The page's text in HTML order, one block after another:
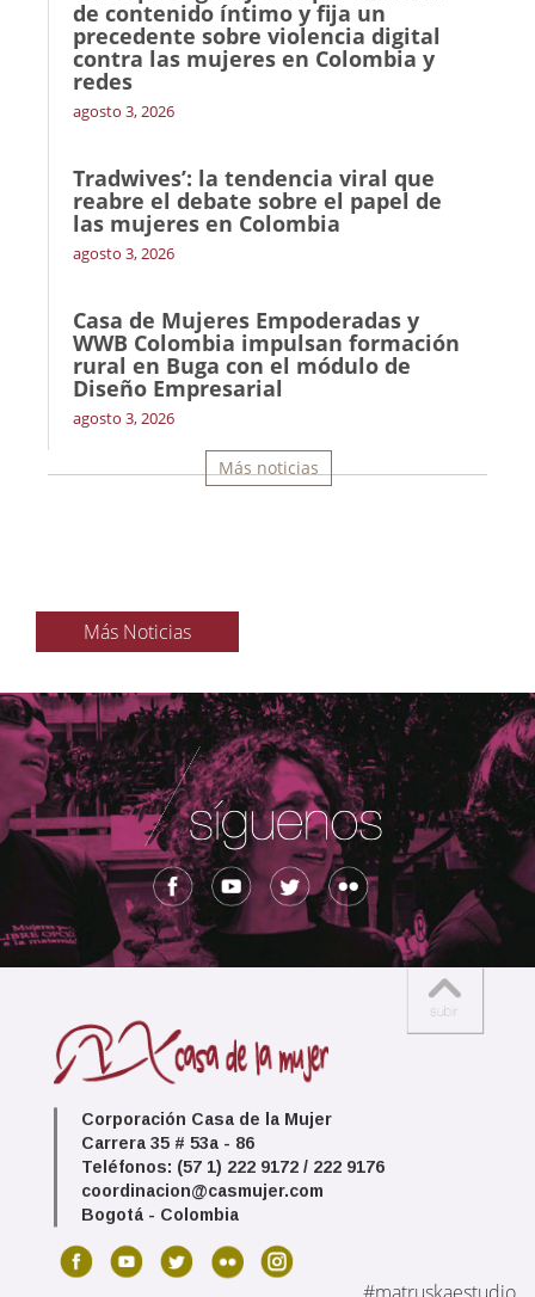
de contenido íntimo y fija un
precedente sobre violencia digital
contra las mujeres en Colombia y
redes
agosto 3, 2026
Tradwives’: la tendencia viral que
reabre el debate sobre el papel de
las mujeres en Colombia
agosto 3, 2026
Casa de Mujeres Empoderadas y
WWB Colombia impulsan formación
rural en Buga con el módulo de
Diseño Empresarial
agosto 3, 2026
Más noticias
Más Noticias
Corporación Casa de la Mujer
Carrera 35 # 53a - 86
Teléfonos: (57 1) 222 9172 / 222 9176
coordinacion@casmujer.com
Bogotá - Colombia